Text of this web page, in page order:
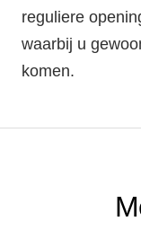
reguliere
waarbij u
komen.